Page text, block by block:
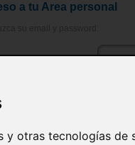
y otras tecnologías de
a tu Area personal